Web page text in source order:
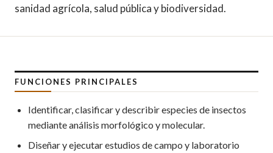
sanidad agrícola, salud pública y biodiversidad.
FUNCIONES PRINCIPALES
Identificar, clasificar y describir especies de insectos
mediante análisis morfológico y molecular.
Diseñar y ejecutar estudios de campo y laboratorio